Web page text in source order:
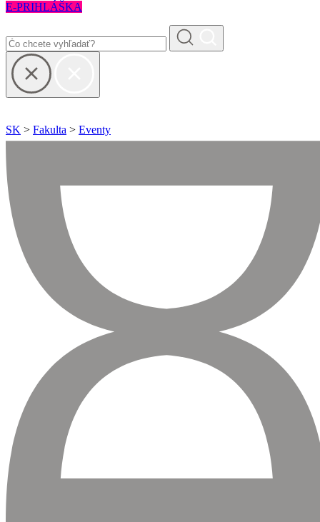
E-PRIHLÁŠKA
SK > Fakulta > Eventy